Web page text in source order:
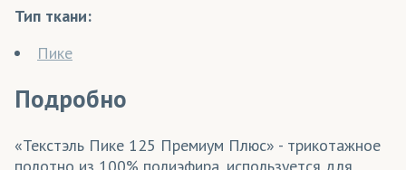
Тип ткани:
Пике
Подробно
«Текстэль Пике 125 Премиум Плюс» - трикотажное
полотно из 100% полиэфира, используется для